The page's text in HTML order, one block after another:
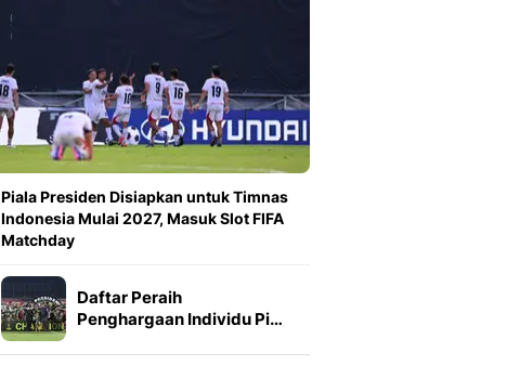
Piala Presiden Disiapkan untuk Timnas
Indonesia Mulai 2027, Masuk Slot FIFA
Matchday
Daftar Peraih
Penghargaan Individu Pi…